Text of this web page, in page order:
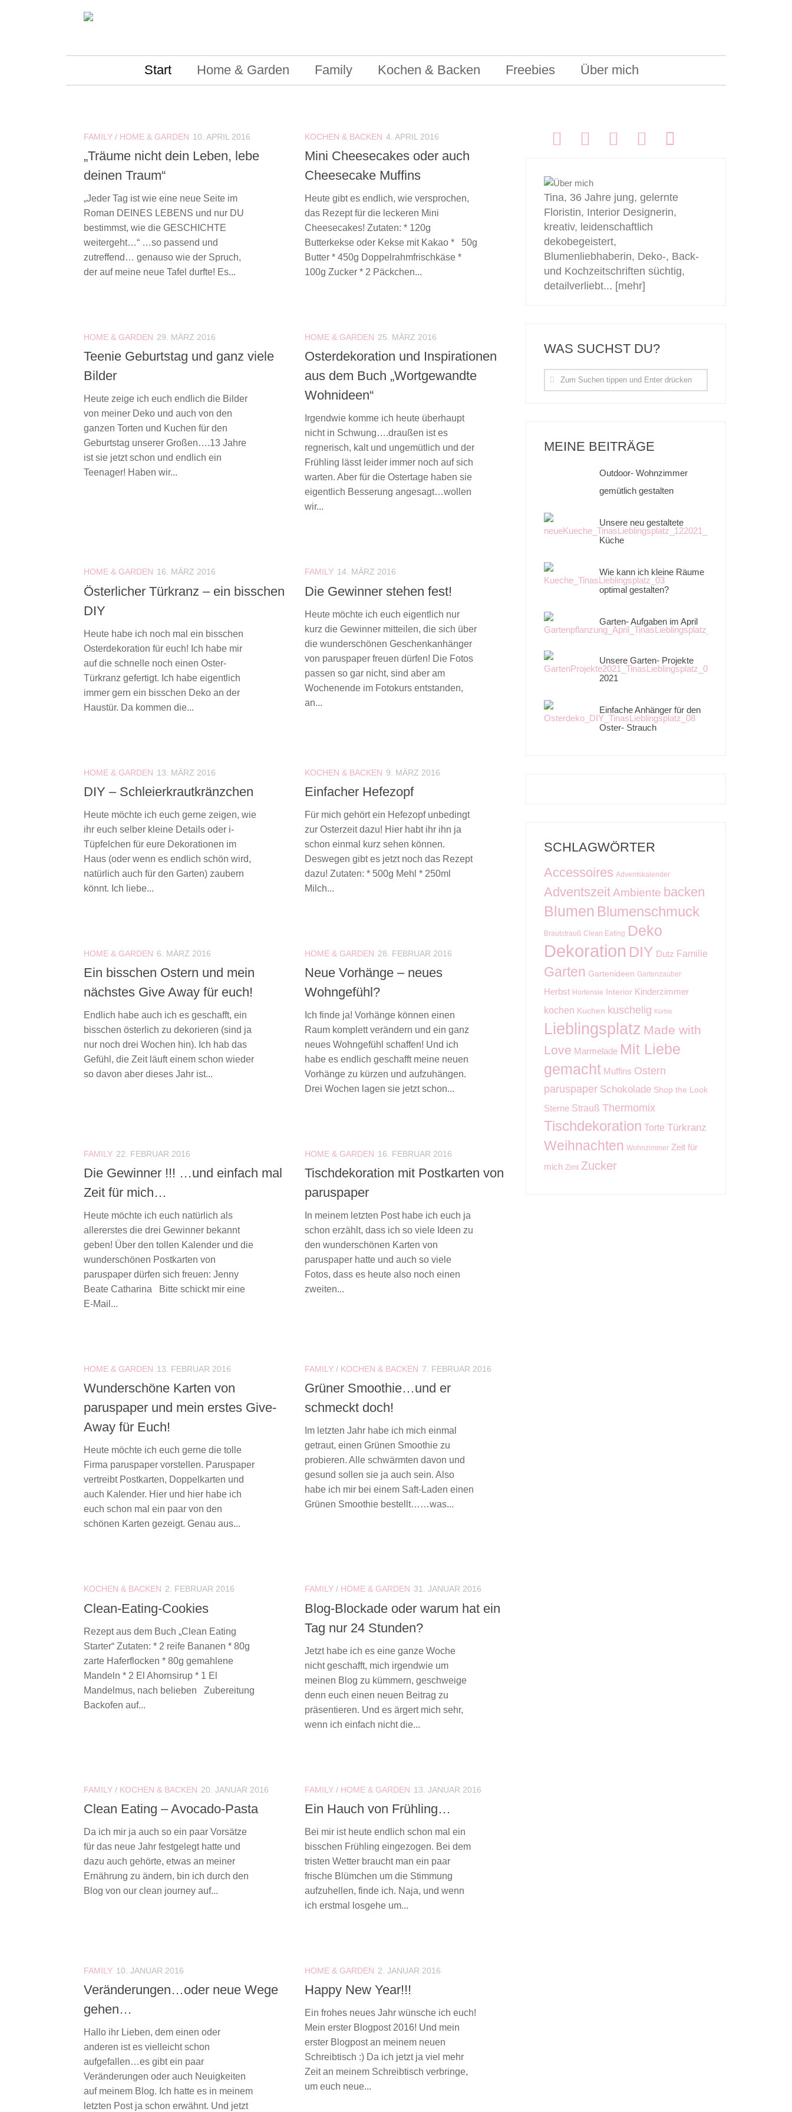
Start Home & Garden Family Kochen & Backen Freebies Über mich
FAMILY / HOME & GARDEN 10. APRIL 2016
„Träume nicht dein Leben, lebe
deinen Traum“
„Jeder Tag ist wie eine neue Seite im
Roman DEINES LEBENS und nur DU
bestimmst, wie die GESCHICHTE
weitergeht…“ …so passend und
zutreffend… genauso wie der Spruch,
der auf meine neue Tafel durfte! Es...
KOCHEN & BACKEN 4. APRIL 2016
Mini Cheesecakes oder auch
Cheesecake Muffins
Heute gibt es endlich, wie versprochen,
das Rezept für die leckeren Mini
Cheesecakes! Zutaten: * 120g
Butterkekse oder Kekse mit Kakao * 50g
Butter * 450g Doppelrahmfrischkäse *
100g Zucker * 2 Päckchen...
HOME & GARDEN 29. MÄRZ 2016
Teenie Geburtstag und ganz viele
Bilder
Heute zeige ich euch endlich die Bilder
von meiner Deko und auch von den
ganzen Torten und Kuchen für den
Geburtstag unserer Großen….13 Jahre
ist sie jetzt schon und endlich ein
Teenager! Haben wir...
HOME & GARDEN 25. MÄRZ 2016
Osterdekoration und Inspirationen
aus dem Buch „Wortgewandte
Wohnideen“
Irgendwie komme ich heute überhaupt
nicht in Schwung….draußen ist es
regnerisch, kalt und ungemütlich und der
Frühling lässt leider immer noch auf sich
warten. Aber für die Ostertage haben sie
eigentlich Besserung angesagt…wollen
wir...
HOME & GARDEN 16. MÄRZ 2016
Österlicher Türkranz – ein bisschen
DIY
Heute habe ich noch mal ein bisschen
Osterdekoration für euch! Ich habe mir
auf die schnelle noch einen Oster-
Türkranz gefertigt. Ich habe eigentlich
immer gern ein bisschen Deko an der
Haustür. Da kommen die...
FAMILY 14. MÄRZ 2016
Die Gewinner stehen fest!
Heute möchte ich euch eigentlich nur
kurz die Gewinner mitteilen, die sich über
die wunderschönen Geschenkanhänger
von paruspaper freuen dürfen! Die Fotos
passen so gar nicht, sind aber am
Wochenende im Fotokurs entstanden,
an...
HOME & GARDEN 13. MÄRZ 2016
DIY – Schleierkrautkränzchen
Heute möchte ich euch gerne zeigen, wie
ihr euch selber kleine Details oder i-
Tüpfelchen für eure Dekorationen im
Haus (oder wenn es endlich schön wird,
natürlich auch für den Garten) zaubern
könnt. Ich liebe...
KOCHEN & BACKEN 9. MÄRZ 2016
Einfacher Hefezopf
Für mich gehört ein Hefezopf unbedingt
zur Osterzeit dazu! Hier habt ihr ihn ja
schon einmal kurz sehen können.
Deswegen gibt es jetzt noch das Rezept
dazu! Zutaten: * 500g Mehl * 250ml
Milch...
HOME & GARDEN 6. MÄRZ 2016
Ein bisschen Ostern und mein
nächstes Give Away für euch!
Endlich habe auch ich es geschafft, ein
bisschen österlich zu dekorieren (sind ja
nur noch drei Wochen hin). Ich hab das
Gefühl, die Zeit läuft einem schon wieder
so davon aber dieses Jahr ist...
HOME & GARDEN 28. FEBRUAR 2016
Neue Vorhänge – neues
Wohngefühl?
Ich finde ja! Vorhänge können einen
Raum komplett verändern und ein ganz
neues Wohngefühl schaffen! Und ich
habe es endlich geschafft meine neuen
Vorhänge zu kürzen und aufzuhängen.
Drei Wochen lagen sie jetzt schon...
FAMILY 22. FEBRUAR 2016
Die Gewinner !!! …und einfach mal
Zeit für mich…
Heute möchte ich euch natürlich als
allererstes die drei Gewinner bekannt
geben! Über den tollen Kalender und die
wunderschönen Postkarten von
paruspaper dürfen sich freuen: Jenny
Beate Catharina Bitte schickt mir eine
E-Mail...
HOME & GARDEN 16. FEBRUAR 2016
Tischdekoration mit Postkarten von
paruspaper
In meinem letzten Post habe ich euch ja
schon erzählt, dass ich so viele Ideen zu
den wunderschönen Karten von
paruspaper hatte und auch so viele
Fotos, dass es heute also noch einen
zweiten...
HOME & GARDEN 13. FEBRUAR 2016
Wunderschöne Karten von
paruspaper und mein erstes Give-
Away für Euch!
Heute möchte ich euch gerne die tolle
Firma paruspaper vorstellen. Paruspaper
vertreibt Postkarten, Doppelkarten und
auch Kalender. Hier und hier habe ich
euch schon mal ein paar von den
schönen Karten gezeigt. Genau aus...
FAMILY / KOCHEN & BACKEN 7. FEBRUAR 2016
Grüner Smoothie…und er
schmeckt doch!
Im letzten Jahr habe ich mich einmal
getraut, einen Grünen Smoothie zu
probieren. Alle schwärmten davon und
gesund sollen sie ja auch sein. Also
habe ich mir bei einem Saft-Laden einen
Grünen Smoothie bestellt……was...
KOCHEN & BACKEN 2. FEBRUAR 2016
Clean-Eating-Cookies
Rezept aus dem Buch „Clean Eating
Starter“ Zutaten: * 2 reife Bananen * 80g
zarte Haferflocken * 80g gemahlene
Mandeln * 2 El Ahornsirup * 1 El
Mandelmus, nach belieben Zubereitung
Backofen auf...
FAMILY / HOME & GARDEN 31. JANUAR 2016
Blog-Blockade oder warum hat ein
Tag nur 24 Stunden?
Jetzt habe ich es eine ganze Woche
nicht geschafft, mich irgendwie um
meinen Blog zu kümmern, geschweige
denn euch einen neuen Beitrag zu
präsentieren. Und es ärgert mich sehr,
wenn ich einfach nicht die...
FAMILY / KOCHEN & BACKEN 20. JANUAR 2016
Clean Eating – Avocado-Pasta
Da ich mir ja auch so ein paar Vorsätze
für das neue Jahr festgelegt hatte und
dazu auch gehörte, etwas an meiner
Ernährung zu ändern, bin ich durch den
Blog von our clean journey auf...
FAMILY / HOME & GARDEN 13. JANUAR 2016
Ein Hauch von Frühling…
Bei mir ist heute endlich schon mal ein
bisschen Frühling eingezogen. Bei dem
tristen Wetter braucht man ein paar
frische Blümchen um die Stimmung
aufzuhellen, finde ich. Naja, und wenn
ich erstmal losgehe um...
FAMILY 10. JANUAR 2016
Veränderungen…oder neue Wege
gehen…
Hallo ihr Lieben, dem einen oder
anderen ist es vielleicht schon
aufgefallen…es gibt ein paar
Veränderungen oder auch Neuigkeiten
auf meinem Blog. Ich hatte es in meinem
letzten Post ja schon erwähnt. Und jetzt
HOME & GARDEN 2. JANUAR 2016
Happy New Year!!!
Ein frohes neues Jahr wünsche ich euch!
Mein erster Blogpost 2016! Und mein
erster Blogpost an meinem neuen
Schreibtisch :) Da ich jetzt ja viel mehr
Zeit an meinem Schreibtisch verbringe,
um euch neue...
Tina, 36 Jahre jung, gelernte
Floristin, Interior Designerin,
kreativ, leidenschaftlich
dekobegeistert,
Blumenliebhaberin, Deko-, Back-
und Kochzeitschriften süchtig,
detailverliebt... [mehr]
WAS SUCHST DU?
MEINE BEITRÄGE
Outdoor- Wohnzimmer
gemütlich gestalten
Unsere neu gestaltete
Küche
Wie kann ich kleine Räume
optimal gestalten?
Garten- Aufgaben im April
Unsere Garten- Projekte
2021
Einfache Anhänger für den
Oster- Strauch
SCHLAGWÖRTER
Accessoires Adventskalender
AdventszeitAmbiente backen
Blumen Blumenschmuck
Brautstrauß Clean Eating Deko
Dekoration DIY Dutz Familie
Garten Gartenideen Gartenzauber
Herbst Hortensie Interior Kinderzimmer
kochen Kuchen kuschelig Kürbis
Lieblingsplatz Made with
Love Marmelade Mit Liebe
gemacht Muffins Ostern
paruspaper Schokolade Shop the Look
Sterne Strauß Thermomix
Tischdekoration Torte Türkranz
Weihnachten Wohnzimmer Zeit für
mich Zimt Zucker